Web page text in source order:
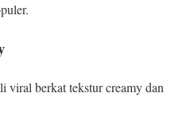
viral berkat tekstur creamy dan